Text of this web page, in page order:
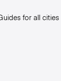
for all cities